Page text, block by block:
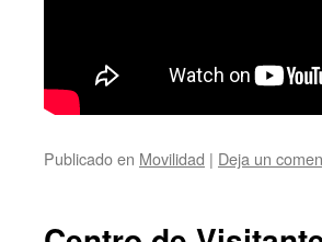
Publicado en Movilidad | Deja un